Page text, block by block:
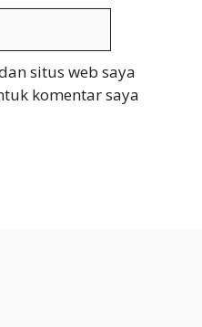
situs web saya
komentar saya